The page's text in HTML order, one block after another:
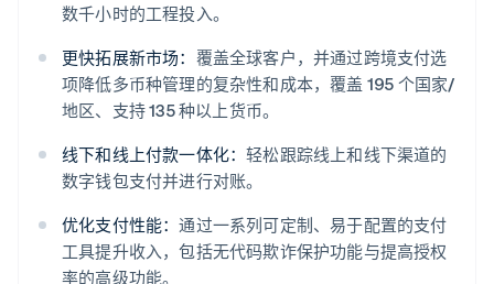
数千小时的工程投入。
更快拓展新市场： 覆盖全球客户，并通过跨境支付选
项降低多币种管理的复杂性和成本，覆盖 195 个国家/
地区、支持 135 种以上货币。
线下和线上付款一体化：轻松跟踪线上和线下渠道的
数字钱包支付并进行对账。
优化支付性能：通过一系列可定制、易于配置的支付
工具提升收入，包括无代码欺诈保护功能与提高授权
率的高级功能。
阿联酋
爱尔兰
English
爱沙尼亚